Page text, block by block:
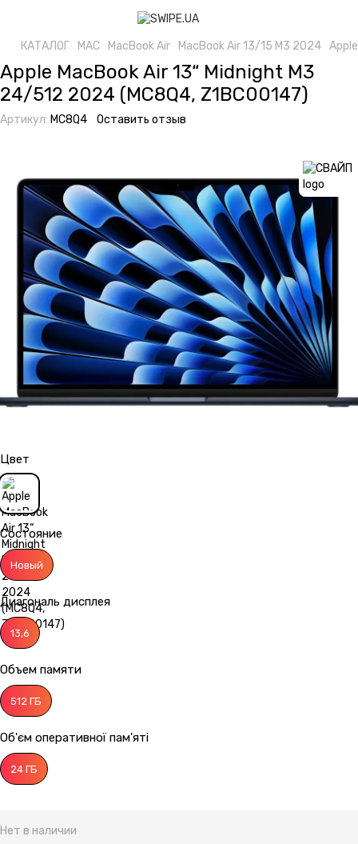
КАТАЛОГ MAC MacBook Air MacBook Air 13/15 M3 2024
Apple MacBook Air 13“ Midnight M3
24/512 2024 (MC8Q4, Z1BC00147)
Артикул: MC8Q4 Оставить отзыв
Цвет
Состояние
Новый
Диагональ дисплея
13,6
Объем памяти
512 ГБ
Об'єм оперативної пам'яті
24 ГБ
Нет в наличии